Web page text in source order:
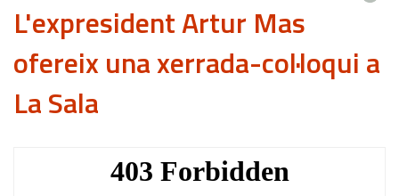
L'expresident Artur Mas
ofereix una xerrada-col·loqui a
La Sala